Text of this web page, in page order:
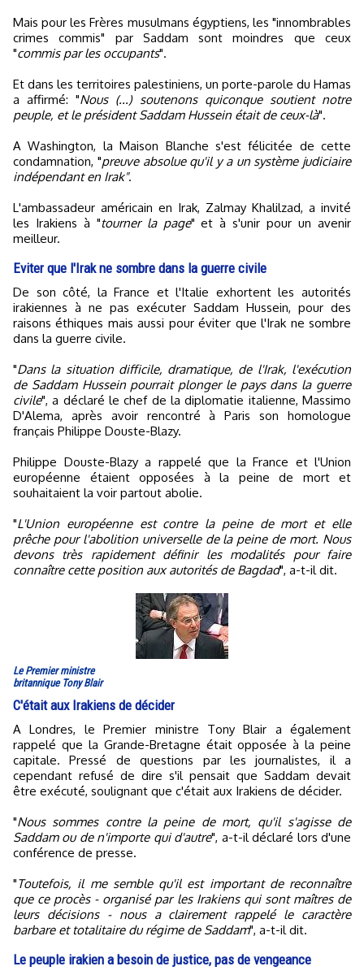
Mais pour les Frères musulmans égyptiens, les "innombrables
crimes commis" par Saddam sont moindres que ceux
"commis par les occupants".
Et dans les territoires palestiniens, un porte-parole du Hamas
a affirmé: "Nous (...) soutenons quiconque soutient notre
peuple, et le président Saddam Hussein était de ceux-là".
A Washington, la Maison Blanche s'est félicitée de cette
condamnation, "preuve absolue qu'il y a un système judiciaire
indépendant en Irak".
L'ambassadeur américain en Irak, Zalmay Khalilzad, a invité
les Irakiens à "tourner la page" et à s'unir pour un avenir
meilleur.
Eviter que l'Irak ne sombre dans la guerre civile
De son côté, la France et l'Italie exhortent les autorités
irakiennes à ne pas exécuter Saddam Hussein, pour des
raisons éthiques mais aussi pour éviter que l'Irak ne sombre
dans la guerre civile.
"Dans la situation difficile, dramatique, de l'Irak, l'exécution
de Saddam Hussein pourrait plonger le pays dans la guerre
civile", a déclaré le chef de la diplomatie italienne, Massimo
D'Alema, après avoir rencontré à Paris son homologue
français Philippe Douste-Blazy.
Philippe Douste-Blazy a rappelé que la France et l'Union
européenne étaient opposées à la peine de mort et
souhaitaient la voir partout abolie.
"L'Union européenne est contre la peine de mort et elle
prêche pour l'abolition universelle de la peine de mort. Nous
devons très rapidement définir les modalités pour faire
connaître cette position aux autorités de Bagdad", a-t-il dit.
Le Premier ministre
britannique Tony Blair
C'était aux Irakiens de décider
A Londres, le Premier ministre Tony Blair a également
rappelé que la Grande-Bretagne était opposée à la peine
capitale. Pressé de questions par les journalistes, il a
cependant refusé de dire s'il pensait que Saddam devait
être exécuté, soulignant que c'était aux Irakiens de décider.
"Nous sommes contre la peine de mort, qu'il s'agisse de
Saddam ou de n'importe qui d'autre", a-t-il déclaré lors d'une
conférence de presse.
"Toutefois, il me semble qu'il est important de reconnaître
que ce procès - organisé par les Irakiens qui sont maîtres de
leurs décisions - nous a clairement rappelé le caractère
barbare et totalitaire du régime de Saddam", a-t-il dit.
Le peuple irakien a besoin de justice, pas de vengeance